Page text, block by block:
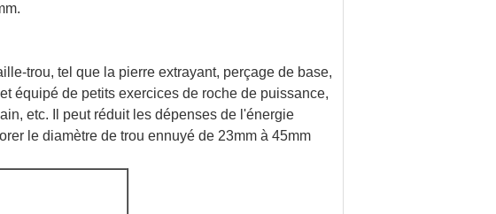
trou, tel que la pierre extrayant, perçage de base,
équipé de petits exercices de roche de puissance,
etc. Il peut réduit les dépenses de l'énergie
le diamètre de trou ennuyé de 23mm à 45mm